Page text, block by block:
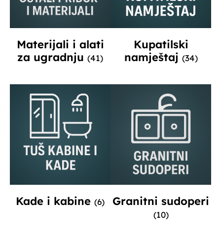
Materijali i alati
za ugradnju (41)
Kupatilski
namještaj (34)
Kade i kabine (6) Granitni sudoperi
(10)